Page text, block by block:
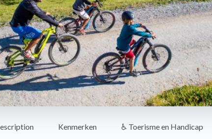
Kenmerken ♿ Toerisme en Handicap